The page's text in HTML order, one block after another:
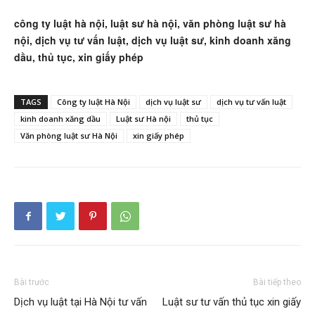
công ty luật hà nội, luật sư hà nội, văn phòng luật sư hà
nội, dịch vụ tư vấn luật, dịch vụ luật sư, kinh doanh xăng
dầu, thủ tục, xin giấy phép
TAGS Công ty luật Hà Nội dịch vụ luật sư
dịch vụ tư vấn luật
kinh doanh xăng dầu
Luật sư Hà nội
thủ tục
Văn phòng luật sư Hà Nội
xin giấy phép
Bài trước
Dịch vụ luật tại Hà Nội tư vấn
Bài tiếp theo
Luật sư tư vấn thủ tục xin giấy